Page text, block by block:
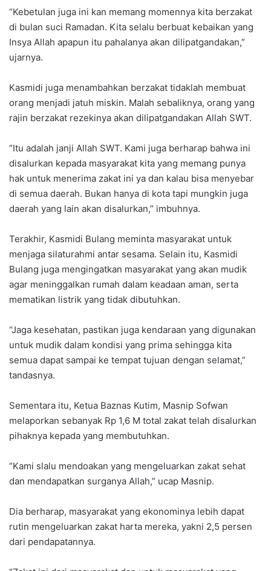
“Kebetulan juga ini kan memang momennya kita berzakat
di bulan suci Ramadan. Kita selalu berbuat kebaikan yang
Insya Allah apapun itu pahalanya akan dilipatgandakan,”
ujarnya.
Kasmidi juga menambahkan berzakat tidaklah membuat
orang menjadi jatuh miskin. Malah sebaliknya, orang yang
rajin berzakat rezekinya akan dilipatgandakan Allah SWT.
“Itu adalah janji Allah SWT. Kami juga berharap bahwa ini
disalurkan kepada masyarakat kita yang memang punya
hak untuk menerima zakat ini ya dan kalau bisa menyebar
di semua daerah. Bukan hanya di kota tapi mungkin juga
daerah yang lain akan disalurkan,” imbuhnya.
Terakhir, Kasmidi Bulang meminta masyarakat untuk
menjaga silaturahmi antar sesama. Selain itu, Kasmidi
Bulang juga mengingatkan masyarakat yang akan mudik
agar meninggalkan rumah dalam keadaan aman, serta
mematikan listrik yang tidak dibutuhkan.
“Jaga kesehatan, pastikan juga kendaraan yang digunakan
untuk mudik dalam kondisi yang prima sehingga kita
semua dapat sampai ke tempat tujuan dengan selamat,”
tandasnya.
Sementara itu, Ketua Baznas Kutim, Masnip Sofwan
melaporkan sebanyak Rp 1,6 M total zakat telah disalurkan
pihaknya kepada yang membutuhkan.
“Kami slalu mendoakan yang mengeluarkan zakat sehat
dan mendapatkan surganya Allah,” ucap Masnip.
Dia berharap, masyarakat yang ekonominya lebih dapat
rutin mengeluarkan zakat harta mereka, yakni 2,5 persen
dari pendapatannya.